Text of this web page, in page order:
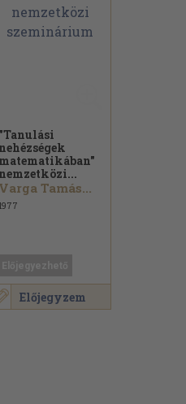
Előjegyzem
"Tanulási
nehézségek
matematikában"
nemzetközi...
Varga Tamás...
1977